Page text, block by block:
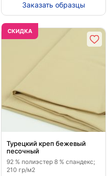
Заказать образцы
CКИДКА
Турецкий креп бежевый
песочный
92 % полиэстер 8 % спандекс;
210 гр/м2